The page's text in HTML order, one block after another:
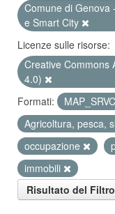
Comune di Genova
e Smart City
Licenze sulle risorse:
Creative Commons
4.0)
Formati:
MAP_SRVC
Agricoltura, pesca,
occupazione
immobili
Risultato del Filtro